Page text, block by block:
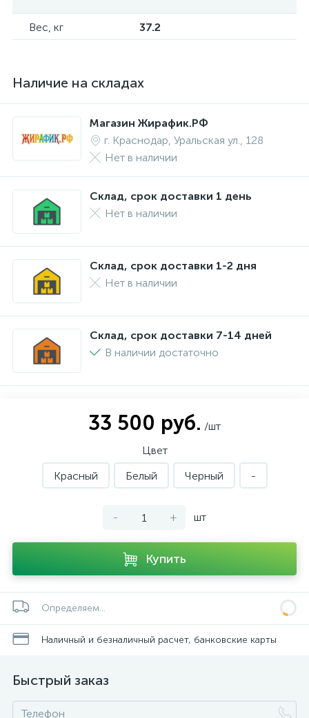
Вес, кг 37.2
Наличие на складах
Магазин Жирафик.РФ
г. Краснодар, Уральская ул., 128
Нет в наличии
Склад, срок доставки 1 день
Нет в наличии
Склад, срок доставки 1-2 дня
Нет в наличии
Склад, срок доставки 7-14 дней
В наличии достаточно
33 500 руб. /шт
Цвет
Красный
Белый Черный -
- + шт
Купить
Определяем...
Наличный и безналичный расчет, банковские карты
Быстрый заказ